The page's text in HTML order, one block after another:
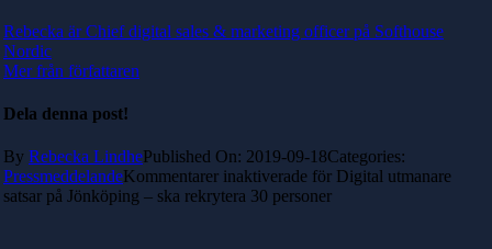
Rebecka är Chief digital sales & marketing officer på Softhouse
Nordic
Mer från författaren
Dela denna post!
By Rebecka LindhePublished On: 2019-09-18Categories:
PressmeddelandeKommentarer inaktiverade för Digital utmanare
satsar på Jönköping – ska rekrytera 30 personer